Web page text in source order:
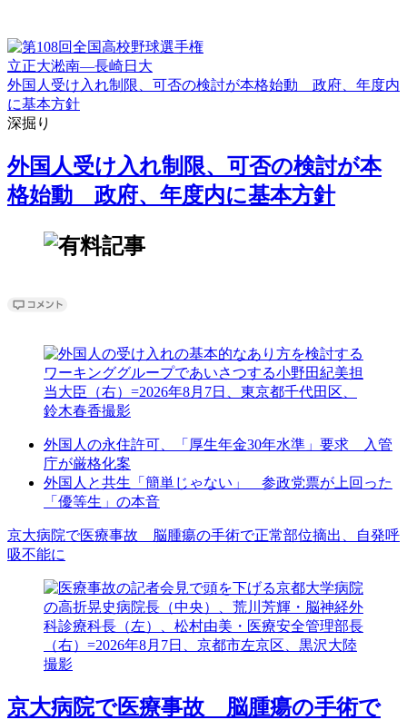
立正大淞南―長崎日大
外国人受け入れ制限、可否の検討が本格始動 政府、年度内
に基本方針
深掘り
外国人受け入れ制限、可否の検討が本
格始動 政府、年度内に基本方針
外国人の永住許可、「厚生年金30年水準」要求 入管
庁が厳格化案
外国人と共生「簡単じゃない」 参政党票が上回った
「優等生」の本音
京大病院で医療事故 脳腫瘍の手術で正常部位摘出、自発呼
吸不能に
京大病院で医療事故 脳腫瘍の手術で